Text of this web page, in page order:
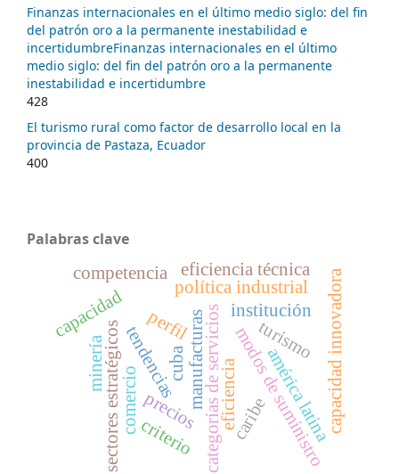
Finanzas internacionales en el último medio siglo: del fin
del patrón oro a la permanente inestabilidad e
incertidumbreFinanzas internacionales en el último
medio siglo: del fin del patrón oro a la permanente
inestabilidad e incertidumbre
428
El turismo rural como factor de desarrollo local en la
provincia de Pastaza, Ecuador
400
Palabras clave
categorías de serviciosmodos de suministro
tendenciasmanufacturas
política industrial
sectores estratégicos
capacidad capacidad innovadora
competencia
institución
precios eficiencia
perfil
américa latina
caribe
eficiencia técnica
comercio
minería turismo
criterio
cuba